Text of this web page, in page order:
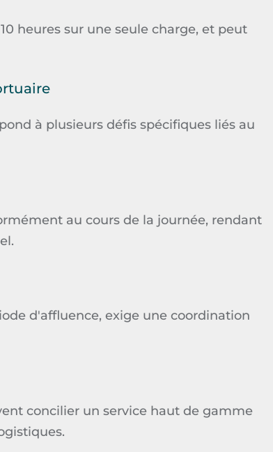
heures sur une seule charge, et peut
à plusieurs défis spécifiques liés au
au cours de la journée, rendant
d'affluence, exige une coordination
concilier un service haut de gamme